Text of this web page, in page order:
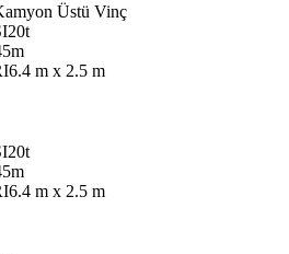
Üstü Vinç
20t
6.4 m x 2.5 m
20t
6.4 m x 2.5 m